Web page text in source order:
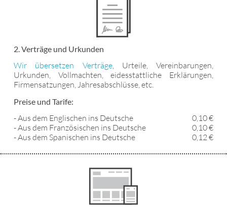
2. Verträge und Urkunden
Wir übersetzen Verträge, Urteile, Vereinbarungen,
Urkunden, Vollmachten, eidesstattliche Erklärungen,
Firmensatzungen, Jahresabschlüsse, etc.
Preise und Tarife:
- Aus dem Englischen ins Deutsche
0,10 €
- Aus dem Französischen ins Deutsche
0,10 €
- Aus dem Spanischen ins Deutsche
0,12 €